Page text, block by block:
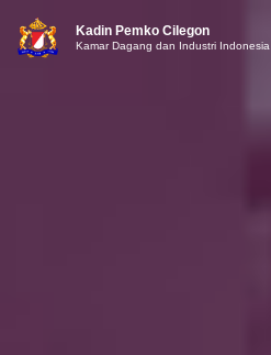
Kadin Pemko Cilegon
Kamar Dagang dan Industri Indonesia